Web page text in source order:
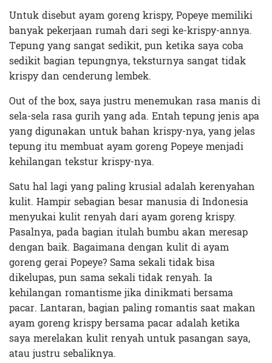
Untuk disebut ayam goreng krispy, Popeye memiliki
banyak pekerjaan rumah dari segi ke-krispy-annya.
Tepung yang sangat sedikit, pun ketika saya coba
sedikit bagian tepungnya, teksturnya sangat tidak
krispy dan cenderung lembek.
Out of the box, saya justru menemukan rasa manis di
sela-sela rasa gurih yang ada. Entah tepung jenis apa
yang digunakan untuk bahan krispy-nya, yang jelas
tepung itu membuat ayam goreng Popeye menjadi
kehilangan tekstur krispy-nya.
Satu hal lagi yang paling krusial adalah kerenyahan
kulit. Hampir sebagian besar manusia di Indonesia
menyukai kulit renyah dari ayam goreng krispy.
Pasalnya, pada bagian itulah bumbu akan meresap
dengan baik. Bagaimana dengan kulit di ayam
goreng gerai Popeye? Sama sekali tidak bisa
dikelupas, pun sama sekali tidak renyah. Ia
kehilangan romantisme jika dinikmati bersama
pacar. Lantaran, bagian paling romantis saat makan
ayam goreng krispy bersama pacar adalah ketika
saya merelakan kulit renyah untuk pasangan saya,
atau justru sebaliknya.